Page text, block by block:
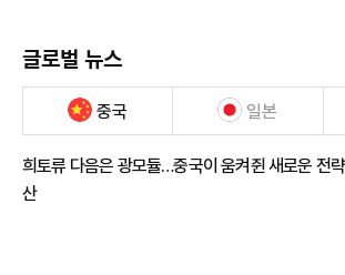
글로벌 뉴스
중국 일본
희토류 다음은 광모듈…중국이 움켜쥔 새로운 전
산